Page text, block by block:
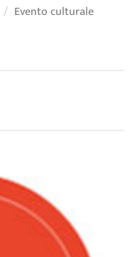
Evento culturale